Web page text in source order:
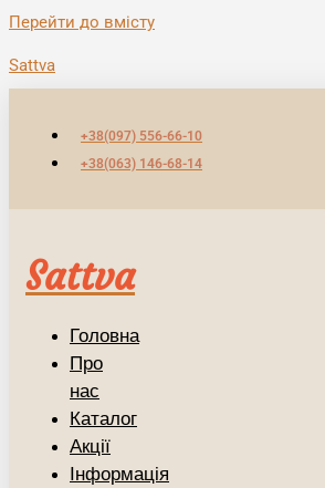
Перейти до вмісту
Sattva
+38(097) 556-66-10
+38(063) 146-68-14
Sattva
Головна
Про
нас
Каталог
Акції
Інформація